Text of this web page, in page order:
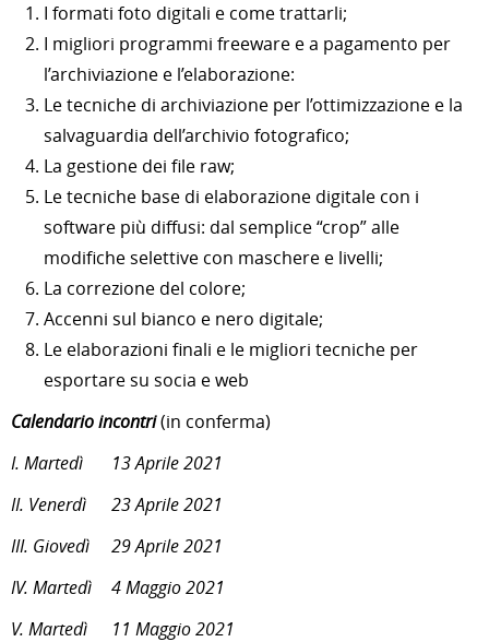
I formati foto digitali e come trattarli;
I migliori programmi freeware e a pagamento per
l’archiviazione e l’elaborazione:
Le tecniche di archiviazione per l’ottimizzazione e la
salvaguardia dell’archivio fotografico;
La gestione dei file raw;
Le tecniche base di elaborazione digitale con i
software più diffusi: dal semplice “crop” alle
modifiche selettive con maschere e livelli;
La correzione del colore;
Accenni sul bianco e nero digitale;
Le elaborazioni finali e le migliori tecniche per
esportare su socia e web
Calendario incontri(in conferma)
I. Martedì
13 Aprile 2021
II. Venerdì
23 Aprile 2021
III. Giovedì
29 Aprile 2021
IV. Martedì
4 Maggio 2021
V. Martedì
11 Maggio 2021